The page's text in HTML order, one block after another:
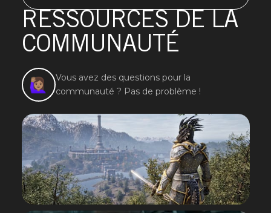
RESSOURCES DE LA
COMMUNAUTÉ
🙋🏽‍♀️
Vous avez des questions pour la
communauté ? Pas de problème !